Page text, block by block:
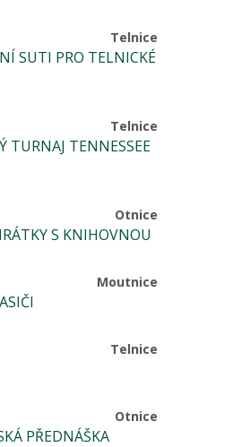
Telnice
SUTI PRO TELNICKÉ
Telnice
TURNAJ TENNESSEE
Otnice
S KNIHOVNOU
Moutnice
Telnice
Otnice
PŘEDNÁŠKA